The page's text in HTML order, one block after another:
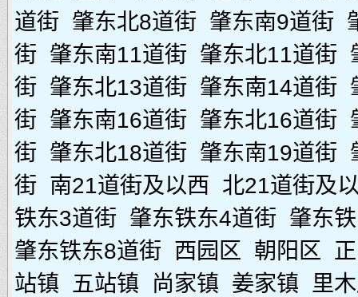
道街 肇东北8道街 肇东南9道街
街 肇东南11道街 肇东北11道街
街 肇东北13道街 肇东南14道街
街 肇东南16道街 肇东北16道街
街 肇东北18道街 肇东南19道街
街 南21道街及以西 北21道街及
铁东3道街 肇东铁东4道街 肇东
肇东铁东8道街 西园区 朝阳区
站镇
五站镇 尚家镇 姜家镇
里